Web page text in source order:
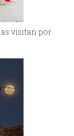
visitan por